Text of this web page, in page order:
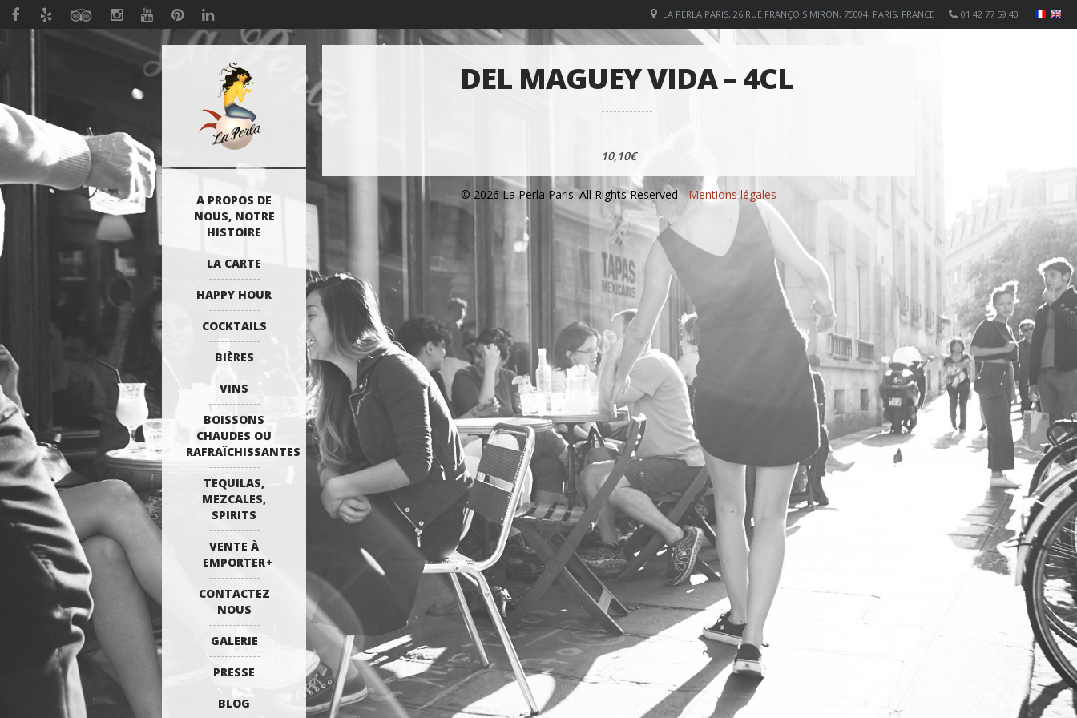
01 42 77 59 40
LA PERLA PARIS, 26 RUE FRANÇOIS MIRON, 75004, PARIS, FRANCE
A PROPOS DE
NOUS, NOTRE
HISTOIRE
LA CARTE
HAPPY HOUR
COCKTAILS
BIÈRES
VINS
BOISSONS
CHAUDES OU
RAFRAÎCHISSANTES
TEQUILAS,
MEZCALES,
SPIRITS
VENTE À
EMPORTER
CONTACTEZ
NOUS
GALERIE
PRESSE
BLOG
DEL MAGUEY VIDA – 4CL
10,10€
© 2026 La Perla Paris. All Rights Reserved -Mentions légales